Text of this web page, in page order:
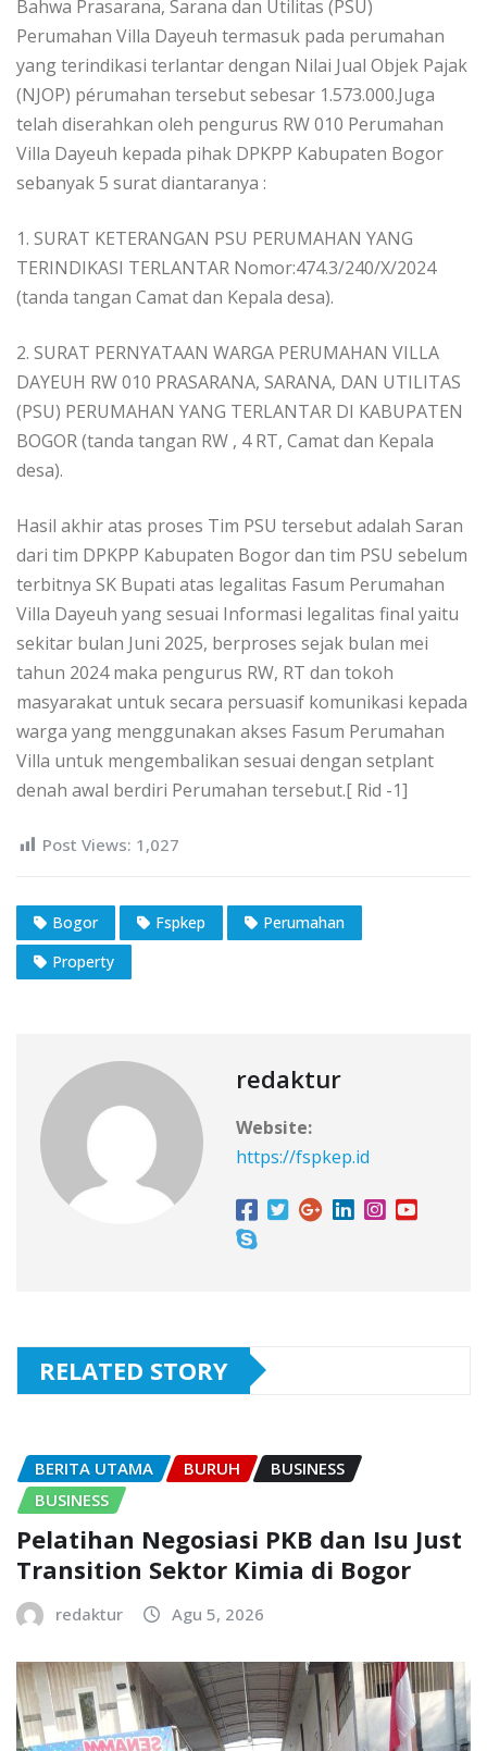
Bahwa Prasarana, Sarana dan Utilitas (PSU)
Perumahan Villa Dayeuh termasuk pada perumahan
yang terindikasi terlantar dengan Nilai Jual Objek Pajak
(NJOP) pérumahan tersebut sebesar 1.573.000.Juga
telah diserahkan oleh pengurus RW 010 Perumahan
Villa Dayeuh kepada pihak DPKPP Kabupaten Bogor
sebanyak 5 surat diantaranya :
1. SURAT KETERANGAN PSU PERUMAHAN YANG
TERINDIKASI TERLANTAR Nomor:474.3/240/X/2024
(tanda tangan Camat dan Kepala desa).
2. SURAT PERNYATAAN WARGA PERUMAHAN VILLA
DAYEUH RW 010 PRASARANA, SARANA, DAN UTILITAS
(PSU) PERUMAHAN YANG TERLANTAR DI KABUPATEN
BOGOR (tanda tangan RW , 4 RT, Camat dan Kepala
desa).
Hasil akhir atas proses Tim PSU tersebut adalah Saran
dari tim DPKPP Kabupaten Bogor dan tim PSU sebelum
terbitnya SK Bupati atas legalitas Fasum Perumahan
Villa Dayeuh yang sesuai Informasi legalitas final yaitu
sekitar bulan Juni 2025, berproses sejak bulan mei
tahun 2024 maka pengurus RW, RT dan tokoh
masyarakat untuk secara persuasif komunikasi kepada
warga yang menggunakan akses Fasum Perumahan
Villa untuk mengembalikan sesuai dengan setplant
denah awal berdiri Perumahan tersebut.[ Rid -1]
Post Views: 1,027
Bogor Fspkep
Perumahan
Property
redaktur
Website:
https://fspkep.id
RELATED STORY
BERITA UTAMA BURUH
BUSINESS
BUSINESS
Pelatihan Negosiasi PKB dan Isu Just
Transition Sektor Kimia di Bogor
redaktur Agu 5, 2026